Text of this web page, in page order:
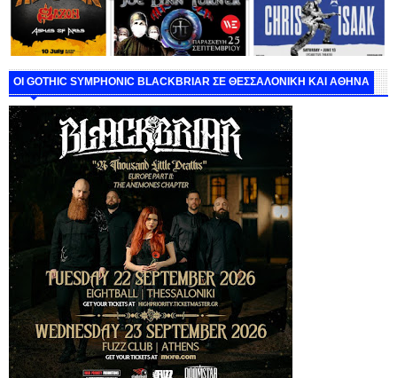
ΟΙ GOTHIC SYMPHONIC BLACKBRIAR ΣΕ ΘΕΣΣΑΛΟΝΙΚΗ ΚΑΙ ΑΘΗΝΑ